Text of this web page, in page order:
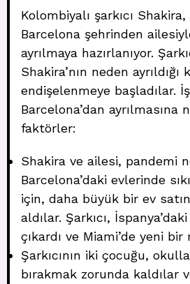
Kolombiyalı şarkıcı Shakira,
Barcelona şehrinden
ayrılmaya hazırlanıyor.
Shakira’nın neden
endişelenmeye başladılar.
Barcelona’dan ayrılmasına
faktörler:
Shakira ve ailesi, pandemi
Barcelona’daki evlerinde
için, daha büyük bir ev
aldılar. Şarkıcı,
çıkardı ve Miami’de yeni
Şarkıcının iki çocuğu,
bırakmak zorunda kaldılar